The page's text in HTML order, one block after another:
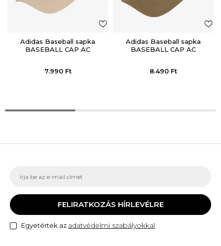
Adidas Baseball sapka
BASEBALL CAP AC
7.990 Ft
Adidas Baseball sapka
BASEBALL CAP AC
8.490 Ft
FELIRATKOZÁS HÍRLEVÉLRE
Egyetértek az adatvédelmi szabályokkal